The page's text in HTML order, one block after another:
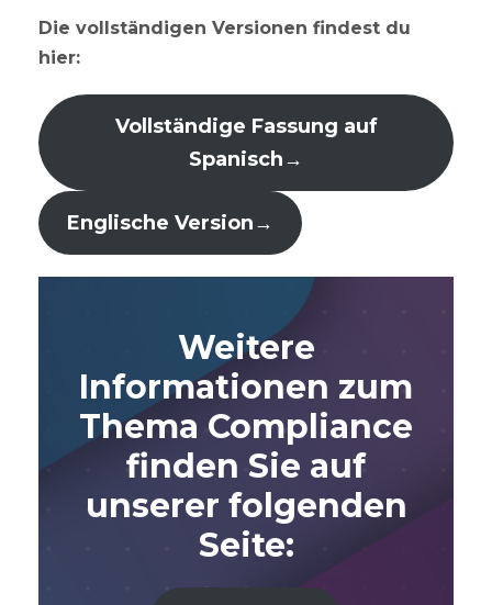
Die vollständigen Versionen findest du
hier:
Vollständige Fassung auf
Spanisch→
Englische Version→
Weitere
Informationen zum
Thema Compliance
finden Sie auf
unserer folgenden
Seite: